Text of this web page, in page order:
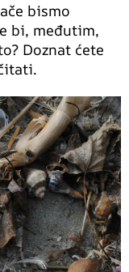
bismo
bi, međutim,
Doznat ćete